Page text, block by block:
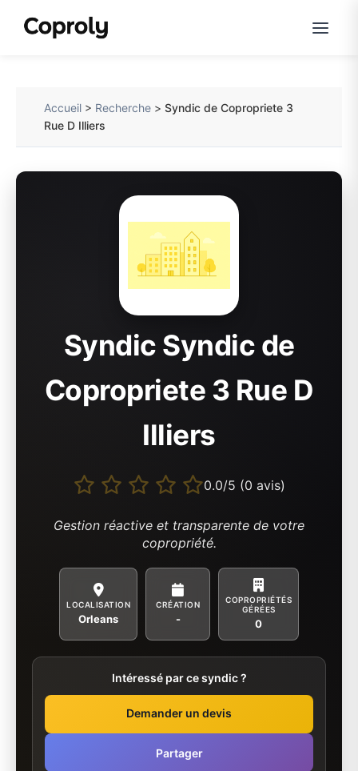
Accueil > Recherche >Syndic de Copropriete 3
Rue D Illiers
Syndic Syndic de
Copropriete 3 Rue D
Illiers
0.0/5 (0 avis)
Gestion réactive et transparente de votre
copropriété.
LOCALISATION
Orleans
CRÉATION
-
COPROPRIÉTÉS
GÉRÉES
0
Intéressé par ce syndic ?
Demander un devis
Partager